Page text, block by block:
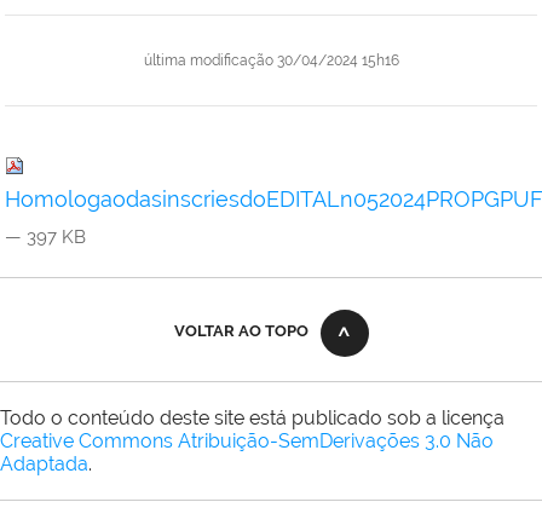
última modificação30/04/2024 15h16
— 397 KB
VOLTAR AO TOPO
Todo o conteúdo deste site está publicado sob a licença
Creative Commons Atribuição-SemDerivações 3.0 Não
Adaptada.